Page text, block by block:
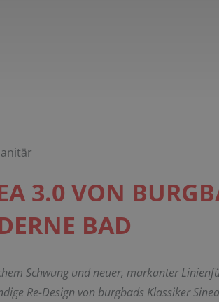
3.0 VON
BAD
Schwung und neuer, markanter
Re-Design von burgbads Klassiker